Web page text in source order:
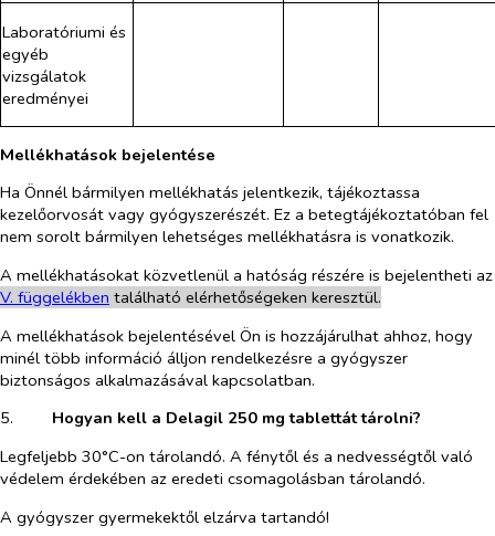
Laboratóriumi és
egyéb
vizsgálatok
eredményei
Mellékhatások bejelentése
Ha Önnél bármilyen mellékhatás jelentkezik, tájékoztassa
kezelőorvosát vagy gyógyszerészét. Ez a betegtájékoztatóban fel
nem sorolt bármilyen lehetséges mellékhatásra is vonatkozik.
A mellékhatásokat közvetlenül a hatóság részére is bejelentheti az
V. függelékben található elérhetőségeken keresztül.
A mellékhatások bejelentésével Ön is hozzájárulhat ahhoz, hogy
minél több információ álljon rendelkezésre a gyógyszer
biztonságos alkalmazásával kapcsolatban.
5.​
Hogyan kell a Delagil 250 mg tablettát tárolni?
Legfeljebb 30°C-on tárolandó. A fénytől és a nedvességtől való
védelem érdekében az eredeti csomagolásban tárolandó.
A gyógyszer gyermekektől elzárva tartandó!